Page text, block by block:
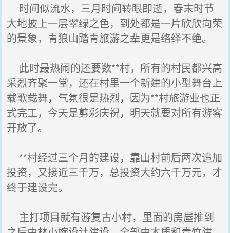
时间似流水，三月时间转眼即逝，春末时节
大地披上一层翠绿之色，到处都是一片欣欣向荣
的景象，青狼山踏青旅游之辈更是络绎不绝。
此时最热闹的还要数**村，所有的村民都兴高
采烈齐聚一堂，还在村里一个新建的小型舞台上
载歌载舞，气氛很是热烈，因为**村旅游业也正
式完工，今天是剪彩庆祝，明天就要对所有游客
开放了。
**村经过三个月的建设，靠山村前后两次追加
投资，又接近三千万，总投资大约六千万元，才
终于建设完。
主打项目就有游复古小村，里面的房屋推到